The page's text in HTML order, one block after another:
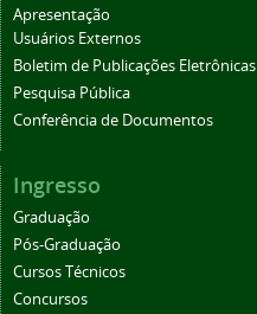
Apresentação
Usuários Externos
Boletim de Publicações Eletrônicas
Pesquisa Pública
Conferência de Documentos
Ingresso
Graduação
Pós-Graduação
Cursos Técnicos
Concursos